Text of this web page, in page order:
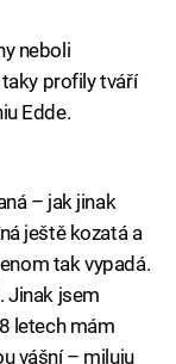
neboli
profily tváří
Edde.
– jak jinak
ještě kozatá a
tak vypadá.
Jinak jsem
letech mám
vášní – miluju